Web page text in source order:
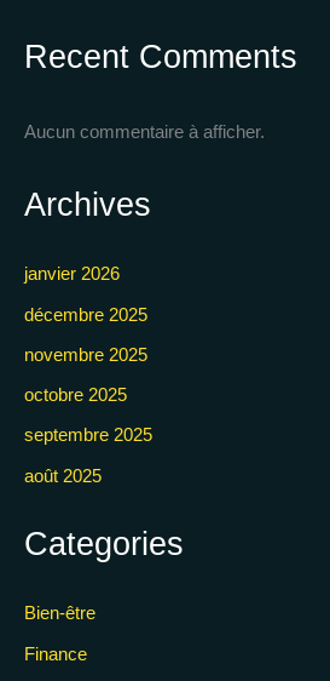
Recent Comments
Aucun commentaire à afficher.
Archives
janvier 2026
décembre 2025
novembre 2025
octobre 2025
septembre 2025
août 2025
Categories
Bien-être
Finance